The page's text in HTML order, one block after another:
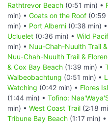
Rathtrevor Beach (0:51 min) •
min) • Goats on the Roof (0:59
min) • Port Alberni (0:38 min) •
Ucluelet (0:36 min) • Wild
min) • Nuu-Chah-Nuulth Trail
Nuu-Chah-Nuulth Trail &
& Cox Bay Beach (1:39 min) •
Walbeobachtung (0:51 min) •
Watching (0:42 min) • Flores
(1:44 min) • Tofino:
min) • West Coast Trail (2:18
Tribune Bay Beach (1:17 min) •